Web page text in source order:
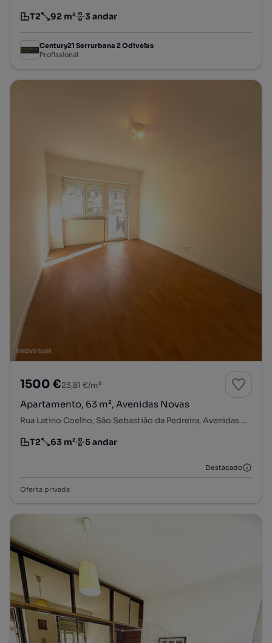
Tipologia
T2
Preço por metro quadrado
92 m²
Andar 3 andar
Century21 Serrurbana 2 Odivelas
Profissional
1500 €23,81 €/m²
Apartamento, 63 m², Avenidas Novas
Rua Latino Coelho, São Sebastião da Pedreira, Avenidas Novas, Lisboa, Lisboa
Tipologia
T2
Preço por metro quadrado
63 m²
Andar 5 andar
Destacado
Oferta privada